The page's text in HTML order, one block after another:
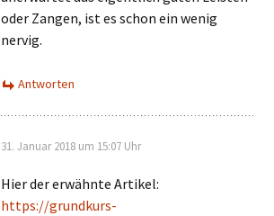
oder Zangen, ist es schon ein wenig
nervig.
Antworten
31. Januar 2018 um 15:07 Uhr
Hier der erwähnte Artikel:
https://grundkurs-